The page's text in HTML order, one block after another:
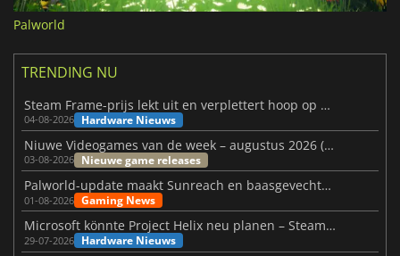
Palworld
TRENDING NU
Steam Frame-prijs lekt uit en verplettert hoop op betaalbare VR
04-08-2026 Hardware Nieuws
Niuwe Videogames van de week – augustus 2026 (week 32)
03-08-2026 Nieuwe game releases
Palworld-update maakt Sunreach en baasgevechten stabieler
01-08-2026 Gaming News
Microsoft könnte Project Helix neu planen – Steam-Support wackelt
29-07-2026 Hardware Nieuws